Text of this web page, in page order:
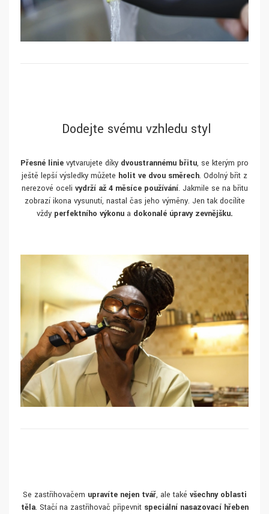
Dodejte svému vzhledu styl
Přesné linie vytvarujete díky dvoustrannému břitu, se kterým pro
ještě lepší výsledky můžete holit ve dvou směrech. Odolný břit z
nerezové oceli vydrží až 4 měsíce používání. Jakmile se na břitu
zobrazí ikona vysunutí, nastal čas jeho výměny. Jen tak docílíte
vždy perfektního výkonua dokonalé úpravy zevnějšku.
Se zastřihovačem upravíte nejen tvář, ale také všechny oblasti
těla. Stačí na zastřihovač připevnit speciální nasazovací hřeben